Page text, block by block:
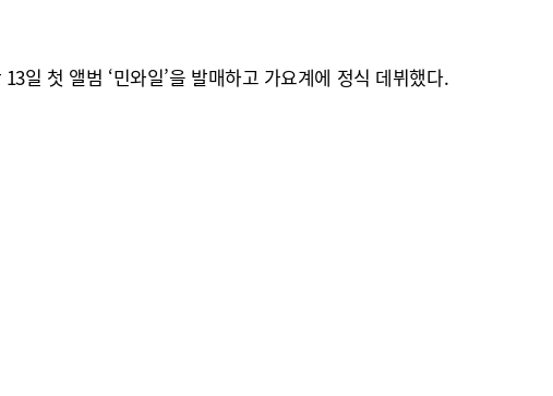
일 첫 앨범 ‘민와일’을 발매하고 가요계에 정식 데뷔했다.